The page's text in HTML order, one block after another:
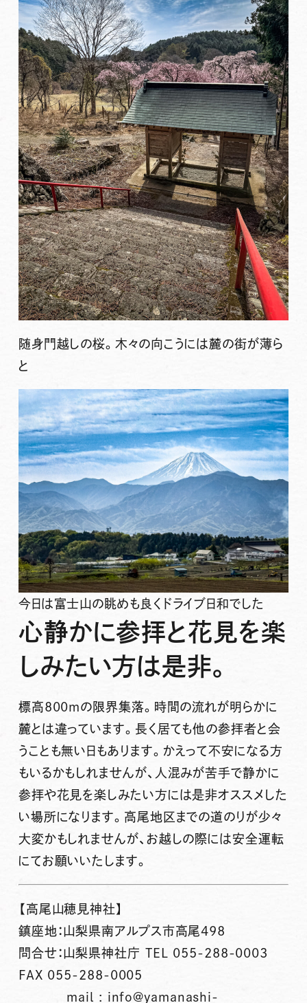
随身門越しの桜。木々の向こうには麓の街が薄ら
と
今日は富士山の眺めも良くドライブ日和でした
心静かに参拝と花見を楽
しみたい方は是非。
標高800mの限界集落。時間の流れが明らかに
麓とは違っています。長く居ても他の参拝者と会
うことも無い日もあります。かえって不安になる方
もいるかもしれませんが、人混みが苦手で静かに
参拝や花見を楽しみたい方には是非オススメした
い場所になります。高尾地区までの道のりが少々
大変かもしれませんが、お越しの際には安全運転
にてお願いいたします。
【高尾山穂見神社】
鎮座地：山梨県南アルプス市高尾498
問合せ：山梨県神社庁 TEL 055-288-0003
FAX 055-288-0005
mail : info@yamanashi-